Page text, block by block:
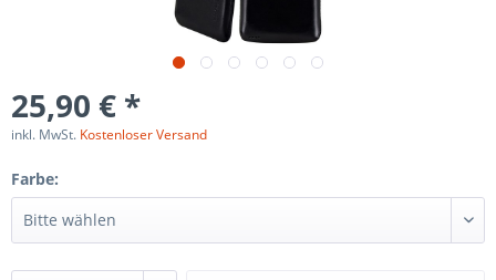
25,90 € *
inkl. MwSt. Kostenloser Versand
Farbe: